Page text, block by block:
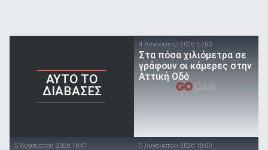
AYTO TO
ΔΙΑΒΑΣΕΣ
4 Αυγούστου 2026 17:00
Στα πόσα χιλιόμετρα σε
γράφουν οι κάμερες στην
Αττική Οδό
5 Αυγούστου 2026 16:41 5 Αυγούστου 2026 18:00